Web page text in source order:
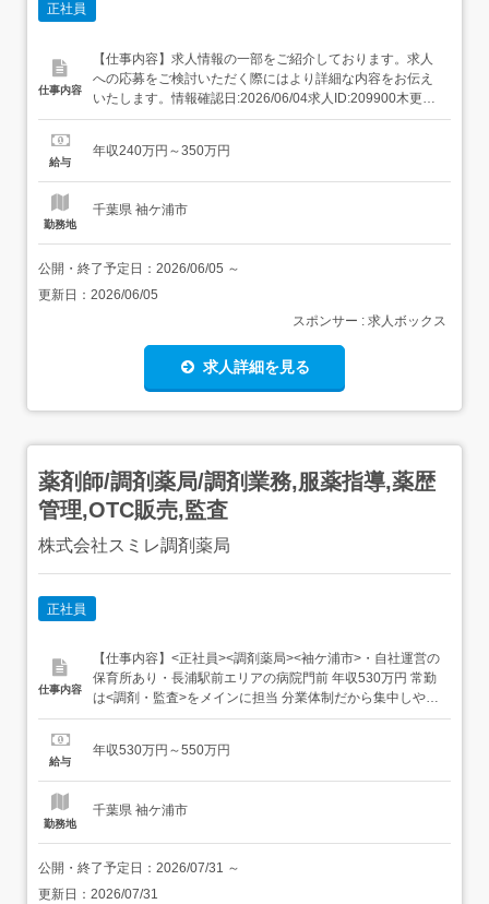
正社員
仕事内容
【仕事内容】求人情報の一部をご紹介しております。求人
への応募をご検討いただく際にはより詳細な内容をお伝え
いたします。情報確認日:2026/06/04求人ID:209900木更津
三菱自動車販売株式会社 袖ヶ浦店残業は月間10時間以内!
国産ディーラー|年収: 240万円 〜 350万円勤務地: 千葉県袖
給与
年収240万円～350万円
勤務地
千葉県 袖ケ浦市
公開・終了予定日： 2026/06/05 ～
更新日： 2026/06/05
スポンサー : 求人ボックス
求人詳細を見る
薬剤師/調剤薬局/調剤業務,服薬指導,薬歴
管理,OTC販売,監査
株式会社スミレ調剤薬局
正社員
仕事内容
【仕事内容】<正社員><調剤薬局><袖ケ浦市>・自社運営の
保育所あり・長浦駅前エリアの病院門前 年収530万円 常勤
は<調剤・監査>をメインに担当 分業体制だから集中しやす
い [多科目][残業少なめ][200枚以上/日][車通勤OK][制服貸与]
あり] 先輩の手厚いサポート×分業体制が魅力 千葉県袖ケ浦
給与
年収530万円～550万円
勤務地
千葉県 袖ケ浦市
公開・終了予定日： 2026/07/31 ～
更新日： 2026/07/31